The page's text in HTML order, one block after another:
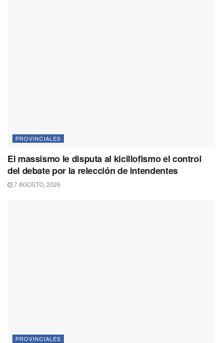
PROVINCIALES
El massismo le disputa al kicillofismo el control
del debate por la relección de intendentes
7 AGOSTO, 2026
PROVINCIALES